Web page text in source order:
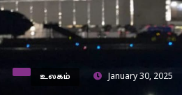
உலகம் January 30, 2025